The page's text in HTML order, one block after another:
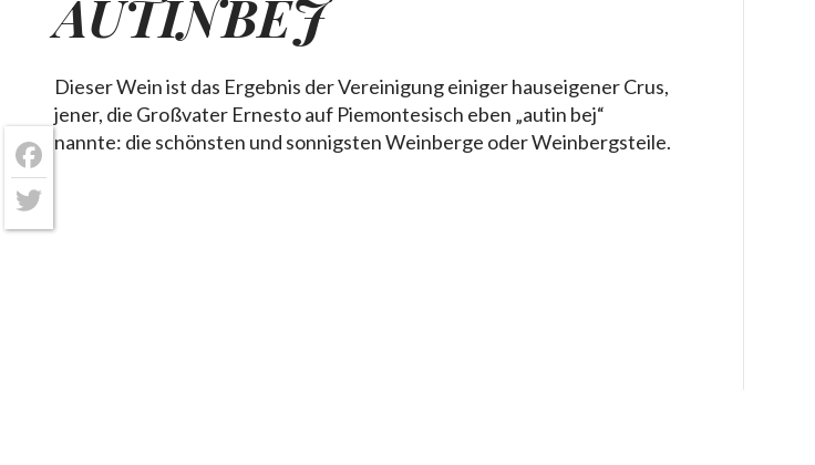
AUTINBEJ
Dieser Wein ist das Ergebnis der Vereinigung einiger hauseigener Crus,
jener, die Großvater Ernesto auf Piemontesisch eben „autin bej“
nannte: die schönsten und sonnigsten Weinberge oder Weinbergsteile.
Facebook
Twitter